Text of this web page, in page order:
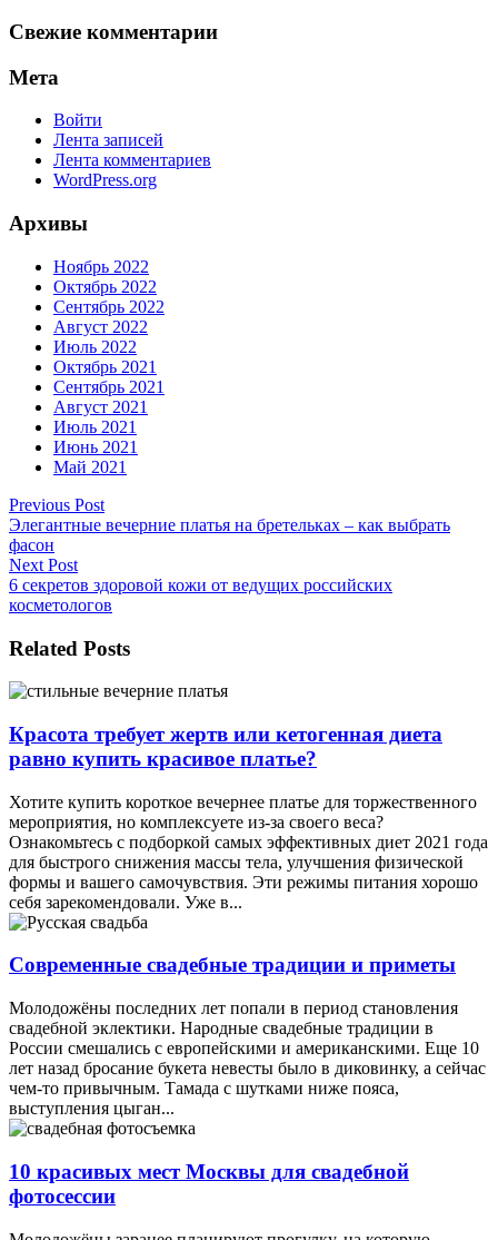
Свежие комментарии
Мета
Войти
Лента записей
Лента комментариев
WordPress.org
Архивы
Ноябрь 2022
Октябрь 2022
Сентябрь 2022
Август 2022
Июль 2022
Октябрь 2021
Сентябрь 2021
Август 2021
Июль 2021
Июнь 2021
Май 2021
Previous Post
Элегантные вечерние платья на бретельках – как выбрать
фасон
Next Post
6 секретов здоровой кожи от ведущих российских
косметологов
Related Posts
Красота требует жертв или кетогенная диета
равно купить красивое платье?
Хотите купить короткое вечернее платье для торжественного
мероприятия, но комплексуете из-за своего веса?
Ознакомьтесь с подборкой самых эффективных диет 2021 года
для быстрого снижения массы тела, улучшения физической
формы и вашего самочувствия. Эти режимы питания хорошо
себя зарекомендовали. Уже в...
Современные свадебные традиции и приметы
Молодожёны последних лет попали в период становления
свадебной эклектики. Народные свадебные традиции в
России смешались с европейскими и американскими. Еще 10
лет назад бросание букета невесты было в диковинку, а сейчас
чем-то привычным. Тамада с шутками ниже пояса,
выступления цыган...
10 красивых мест Москвы для свадебной
фотосессии